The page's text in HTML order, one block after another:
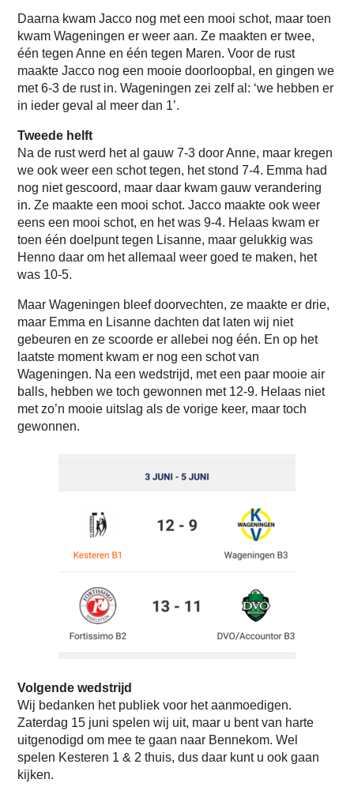
Daarna kwam Jacco nog met een mooi schot, maar toen
kwam Wageningen er weer aan. Ze maakten er twee,
één tegen Anne en één tegen Maren. Voor de rust
maakte Jacco nog een mooie doorloopbal, en gingen we
met 6-3 de rust in. Wageningen zei zelf al: ‘we hebben er
in ieder geval al meer dan 1’.
Tweede helft
Na de rust werd het al gauw 7-3 door Anne, maar kregen
we ook weer een schot tegen, het stond 7-4. Emma had
nog niet gescoord, maar daar kwam gauw verandering
in. Ze maakte een mooi schot. Jacco maakte ook weer
eens een mooi schot, en het was 9-4. Helaas kwam er
toen één doelpunt tegen Lisanne, maar gelukkig was
Henno daar om het allemaal weer goed te maken, het
was 10-5.
Maar Wageningen bleef doorvechten, ze maakte er drie,
maar Emma en Lisanne dachten dat laten wij niet
gebeuren en ze scoorde er allebei nog één. En op het
laatste moment kwam er nog een schot van
Wageningen. Na een wedstrijd, met een paar mooie air
balls, hebben we toch gewonnen met 12-9. Helaas niet
met zo’n mooie uitslag als de vorige keer, maar toch
gewonnen.
Volgende wedstrijd
Wij bedanken het publiek voor het aanmoedigen.
Zaterdag 15 juni spelen wij uit, maar u bent van harte
uitgenodigd om mee te gaan naar Bennekom. Wel
spelen Kesteren 1 & 2 thuis, dus daar kunt u ook gaan
kijken.